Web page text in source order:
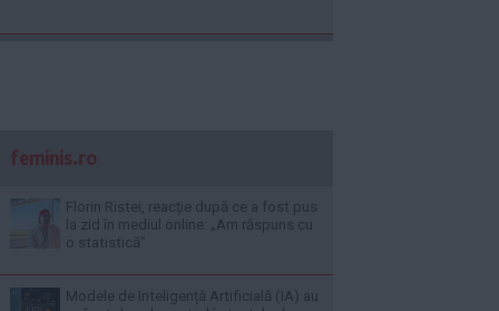
feminis.ro
Florin Ristei, reacție după ce a fost pus
la zid în mediul online: „Am răspuns cu
o statistică”
Modele de Inteligență Artificială (IA) au